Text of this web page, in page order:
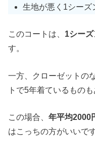
生地が悪く1シーズ
このコートは、 1シー
す。
一方、クローゼットの
トで5年着ているものも
この場合、 年平均2000
はこっちの方がいいです